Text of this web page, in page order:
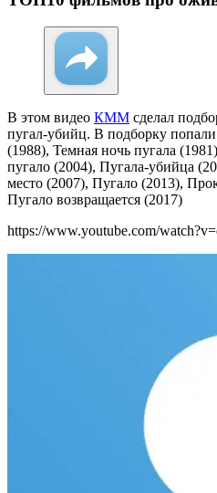
В этом видео КММ сделал
пугал-убийц. В подборку
(1988), Темная ночь пугала
пугало (2004), Пугала-убийца
место (2007), Пугало (2013),
Пугало возвращается (2017)
https://www.youtube.com/